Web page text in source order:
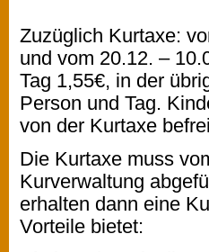
Zuzüglich Kurtaxe:
und vom 20.12. –
Tag 1,55€, in der
Person und Tag.
von der Kurtaxe
Die Kurtaxe muss
Kurverwaltung
erhalten dann eine
Vorteile bietet: